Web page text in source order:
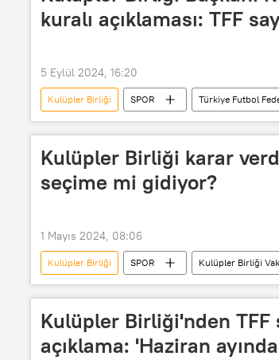
kuralı açıklaması: TFF
5 Eylül 2024, 16:20
Kulüpler Birliği SPOR Türkiye Futbol
Kulüpler Birliği karar
seçime mi gidiyor?
1 Mayıs 2024, 08:06
Kulüpler Birliği SPOR Kulüpler Birliği
Türkiye Futbol Federasyonu (TFF)
Futbol
Kulüpler Birliği'nden
açıklama: 'Haziran